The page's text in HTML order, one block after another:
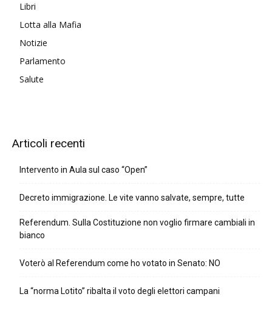
Libri
Lotta alla Mafia
Notizie
Parlamento
Salute
Articoli recenti
Intervento in Aula sul caso “Open”
Decreto immigrazione. Le vite vanno salvate, sempre, tutte
Referendum. Sulla Costituzione non voglio firmare cambiali in
bianco
Voterò al Referendum come ho votato in Senato: NO
La “norma Lotito” ribalta il voto degli elettori campani